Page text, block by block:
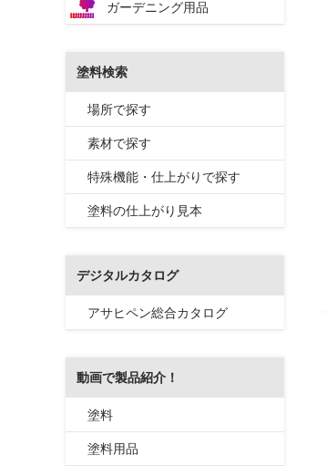
ガーデニング用品
塗料検索
場所で探す
素材で探す
特殊機能・仕上がりで探す
塗料の仕上がり見本
デジタルカタログ
アサヒペン総合カタログ
動画で製品紹介！
塗料
塗料用品